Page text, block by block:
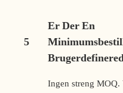
5
Er Der En
Ingen streng MOQ.